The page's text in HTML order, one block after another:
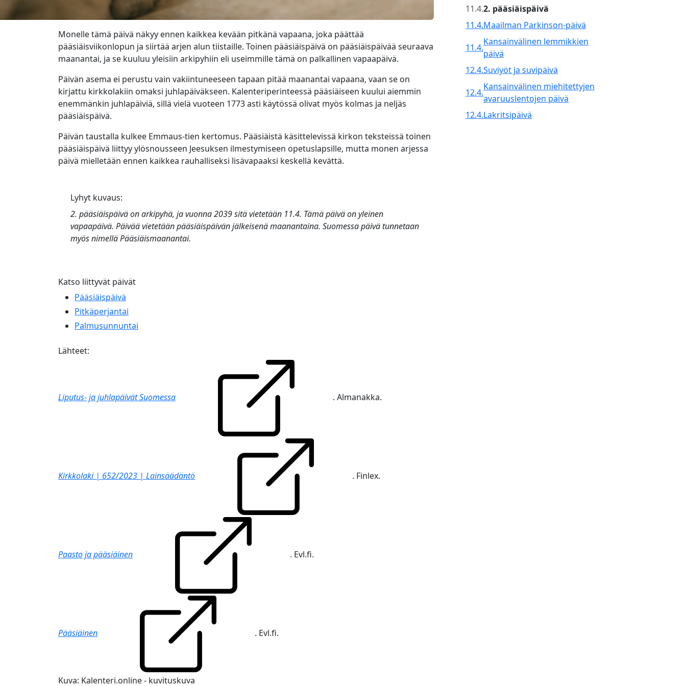
Monelle tämä päivä näkyy ennen kaikkea kevään pitkänä vapaana, joka päättää
pääsiäisviikonlopun ja siirtää arjen alun tiistaille. Toinen pääsiäispäivä on pääsiäispäivää seuraava
maanantai, ja se kuuluu yleisiin arkipyhiin eli useimmille tämä on palkallinen vapaapäivä.
Päivän asema ei perustu vain vakiintuneeseen tapaan pitää maanantai vapaana, vaan se on
kirjattu kirkkolakiin omaksi juhlapäiväkseen. Kalenteriperinteessä pääsiäiseen kuului aiemmin
enemmänkin juhlapäiviä, sillä vielä vuoteen 1773 asti käytössä olivat myös kolmas ja neljäs
pääsiäispäivä.
Päivän taustalla kulkee Emmaus-tien kertomus. Pääsiäistä käsittelevissä kirkon teksteissä toinen
pääsiäispäivä liittyy ylösnousseen Jeesuksen ilmestymiseen opetuslapsille, mutta monen arjessa
päivä mielletään ennen kaikkea rauhalliseksi lisävapaaksi keskellä kevättä.
Lyhyt kuvaus:
2. pääsiäispäiväon arkipyhä, ja vuonna 2039 sitä vietetään 11.4. Tämä päivä on yleinen
vapaapäivä. Päivää vietetään pääsiäispäivän jälkeisenä maanantaina. Suomessa päivä tunnetaan
myös nimelläPääsiäismaanantai.
Katso liittyvät päivät
Pääsiäispäivä
Pitkäperjantai
Palmusunnuntai
Lähteet:
Liputus- ja juhlapäivät Suomessa . Almanakka.
Kirkkolaki | 652/2023 | Lainsäädäntö . Finlex.
Paasto ja pääsiäinen . Evl.fi.
Pääsiäinen . Evl.fi.
Kuva: Kalenteri.online - kuvituskuva
11.4.2. pääsiäispäivä
11.4.Maailman Parkinson-päivä
11.4.
Kansainvälinen lemmikkien
päivä
12.4.Suviyöt ja suvipäivä
12.4.
Kansainvälinen miehitettyjen
avaruuslentojen päivä
12.4.Lakritsipäivä